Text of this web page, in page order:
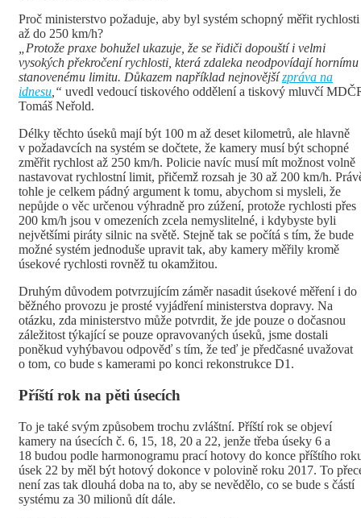
Proč ministerstvo požaduje, aby byl systém schopný měřit rychlosti
až do 250 km/h?
„Protože praxe bohužel ukazuje, že se řidiči dopouští i velmi
vysokých překročení rychlosti, která zdaleka neodpovídají hornímu
stanovenému limitu. Důkazem například nejnovějšízpráva na
idnesu ,“ uvedl vedoucí tiskového oddělení a tiskový mluvčí
Tomáš Neřold.
Délky těchto úseků mají být 100 m až deset kilometrů, ale hlavně
v požadavcích na systém se dočtete, že kamery musí být schopné
změřit rychlost až 250 km/h. Policie navíc musí mít možnost volně
nastavovat rychlostní limit, přičemž rozsah je 30 až 200 km/h.
tohle je celkem pádný argument k tomu, abychom si mysleli, že
nepůjde o věc určenou výhradně pro zúžení, protože rychlosti přes
200 km/h jsou v omezeních zcela nemyslitelné, i kdybyste byli
největšími piráty silnic na světě. Stejně tak se počítá s tím, že bude
možné systém jednoduše upravit tak, aby kamery měřily kromě
úsekové rychlosti rovněž tu okamžitou.
Druhým důvodem potvrzujícím záměr nasadit úsekové měření i do
běžného provozu je prosté vyjádření ministerstva dopravy. Na
otázku, zda ministerstvo může potvrdit, že jde pouze o dočasnou
záležitost týkající se pouze opravovaných úseků, jsme dostali
poněkud vyhýbavou odpověď s tím, že teď je předčasné uvažovat
o tom, co bude s kamerami po konci rekonstrukce D1.
Příští rok na pěti úsecích
To je také svým způsobem trochu zvláštní. Příští rok se objeví
kamery na úsecích č. 6, 15, 18, 20 a 22, jenže třeba úseky 6 a
18 budou podle harmonogramu prací hotovy do konce příštího
úsek 22 by měl být hotový dokonce v polovině roku 2017. To
není zas tak dlouhá doba na to, aby se nevědělo, co se bude s částí
systému za 30 milionů dít dále.